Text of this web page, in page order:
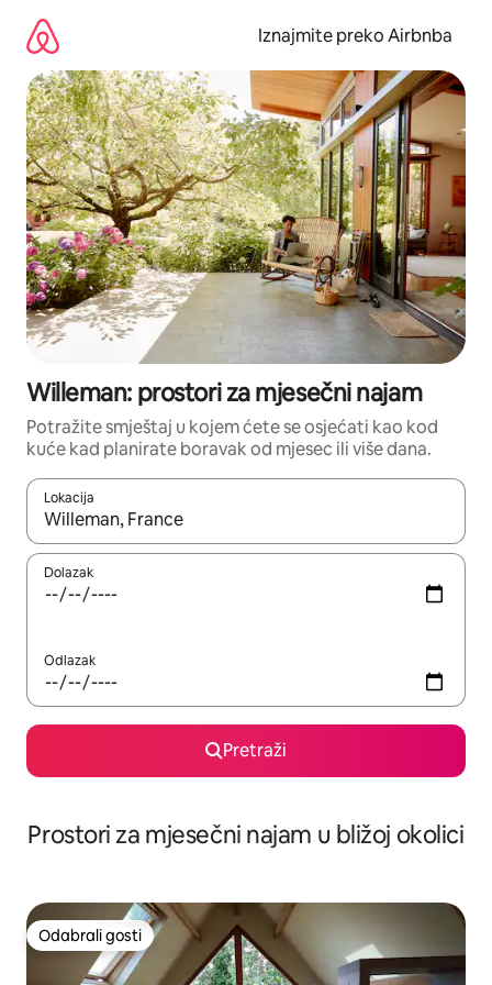
sadržaj
Iznajmite preko Airbnba
Willeman: prostori za mjesečni najam
Potražite smještaj u kojem ćete se osjećati kao kod
kuće kad planirate boravak od mjesec ili više dana.
Lokacija
Kada budu dostupni rezultati, moći ćete ih pregledati
Dolazak
Odlazak
Pretraži
Prostori za mjesečni najam u bližoj okolici
Odabrali gosti
Odabrali gosti